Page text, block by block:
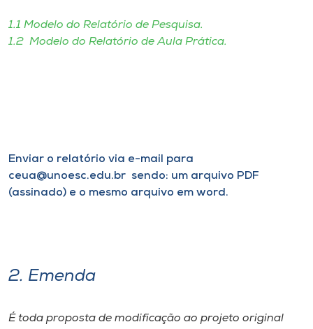
I.nova
CPA
Biblioteca
Rádio
Museu
1.1 Modelo do Relatório de Pesquisa.
1.2 Modelo do Relatório de Aula Prática.
Enviar o relatório via e-mail para
ceua@unoesc.edu.br sendo: um arquivo PDF
(assinado) e o mesmo arquivo em word.
2. Emenda
É toda proposta de modificação ao projeto original